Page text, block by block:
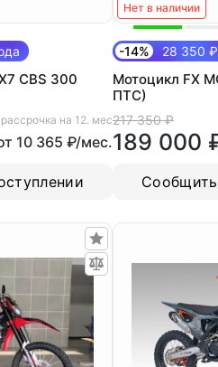
CBS 300
рассрочка на 12. мес
10 365 ₽/мес.
Нет в наличии
-14% 28 350
Мотоцикл FX
ПТС)
217 350 ₽
189 000